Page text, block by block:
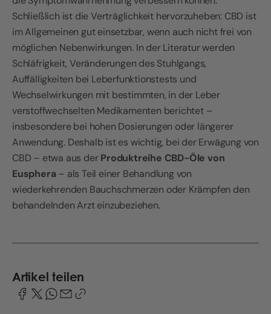
Schließlich ist die Verträglichkeit hervorzuheben: CBD ist
im Allgemeinen gut einsetzbar, wenn auch nicht frei von
möglichen Nebenwirkungen. In der Literatur werden
Schläfrigkeit, Veränderungen des Stuhlgangs,
Auffälligkeiten bei Leberfunktionstests und
Wechselwirkungen mit bestimmten, in der Leber
verstoffwechselten Medikamenten berichtet –
insbesondere bei hohen Dosierungen oder längerer
Anwendung. Deshalb ist es wichtig, bei der Erwägung von
CBD – etwa aus derProduktreihe CBD-Öle von
Eusphera– als Teil einer Behandlung von
wiederkehrenden Bauchschmerzen oder Krämpfen den
behandelnden Arzt einzubeziehen.
Artikel teilen